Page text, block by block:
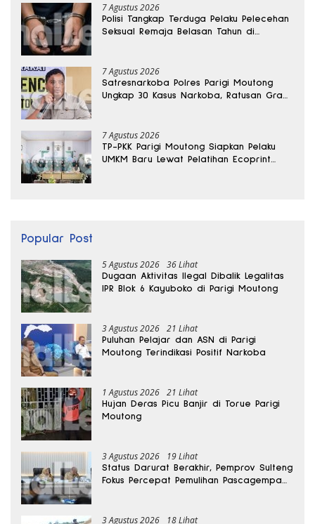
7 Agustus 2026
Polisi Tangkap Terduga Pelaku Pelecehan
Seksual Remaja Belasan Tahun di
7 Agustus 2026
Satresnarkoba Polres Parigi Moutong
Ungkap 30 Kasus Narkoba, Ratusan Gram
7 Agustus 2026
TP-PKK Parigi Moutong Siapkan Pelaku
UMKM Baru Lewat Pelatihan Ecoprint
Popular Post
5 Agustus 2026 36 Lihat
Dugaan Aktivitas Ilegal Dibalik Legalitas
IPR Blok 6 Kayuboko di Parigi Moutong
3 Agustus 2026 21 Lihat
Puluhan Pelajar dan ASN di Parigi
Moutong Terindikasi Positif Narkoba
1 Agustus 2026 21 Lihat
Hujan Deras Picu Banjir di Torue Parigi
Moutong
3 Agustus 2026 19 Lihat
Status Darurat Berakhir, Pemprov Sulteng
Fokus Percepat Pemulihan Pascagempa
3 Agustus 2026 18 Lihat